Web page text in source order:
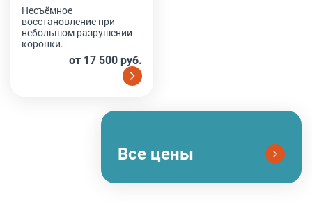
Несъёмное
восстановление при
небольшом разрушении
коронки.
от 17 500 руб.
Все цены